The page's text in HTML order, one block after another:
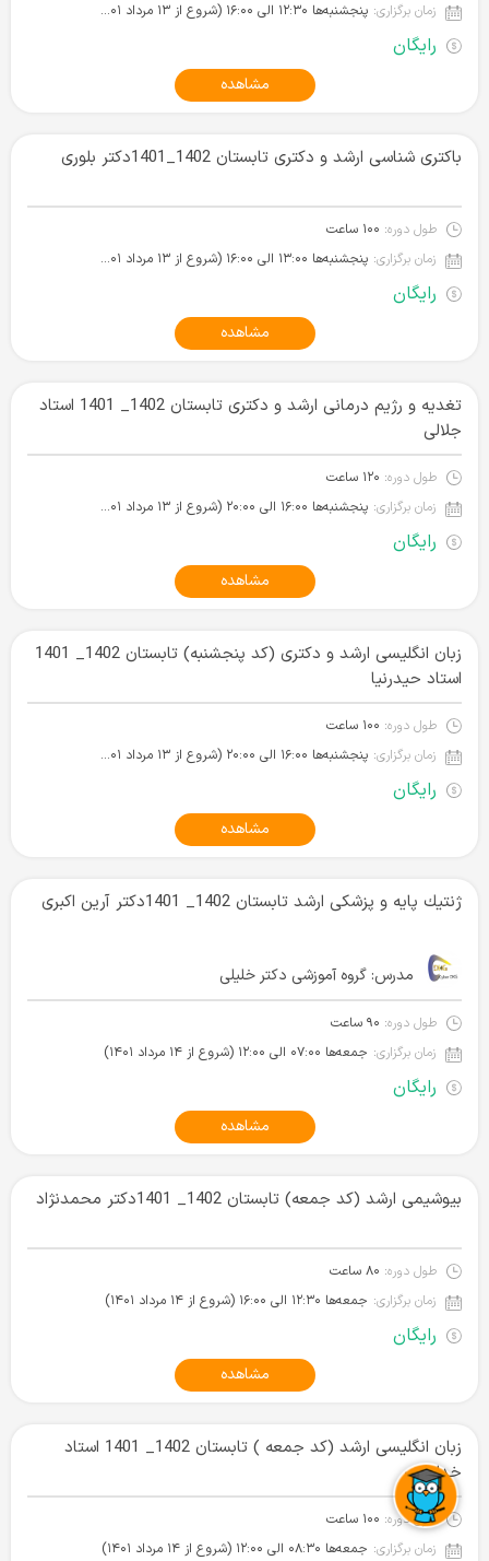
زمان برگزاری:
پنجشنبه‌ها ۱۲:۳۰ الی ۱۶:۰۰ (شروع از ۱۳ مرداد ۱۴۰۱)
رایگان
مشاهده
باکتری شناسی ارشد و دکتری تابستان 1402_1401دکتر بلوری
طول دوره: ۱۰۰ ساعت
زمان برگزاری:
پنجشنبه‌ها ۱۳:۰۰ الی ۱۶:۰۰ (شروع از ۱۳ مرداد ۱۴۰۱)
رایگان
مشاهده
تغدیه و رژیم درمانی ارشد و دکتری تابستان 1402_ 1401 استاد
جلالی
طول دوره: ۱۲۰ ساعت
زمان برگزاری:
پنجشنبه‌ها ۱۶:۰۰ الی ۲۰:۰۰ (شروع از ۱۳ مرداد ۱۴۰۱)
رایگان
مشاهده
زبان انگلیسی ارشد و دکتری (کد پنجشنبه) تابستان 1402_ 1401
استاد حیدرنیا
طول دوره: ۱۰۰ ساعت
زمان برگزاری:
پنجشنبه‌ها ۱۶:۰۰ الی ۲۰:۰۰ (شروع از ۱۳ مرداد ۱۴۰۱)
رایگان
مشاهده
ژنتيك پایه و پزشکی ارشد تابستان 1402_ 1401دکتر آرین اکبری
مدرس: گروه آموزشی دکتر خلیلی
طول دوره: ۹۰ ساعت
زمان برگزاری: جمعه‌ها ۰۷:۰۰ الی ۱۲:۰۰ (شروع از ۱۴ مرداد ۱۴۰۱)
رایگان
مشاهده
بیوشیمی ارشد (کد جمعه) تابستان 1402_ 1401دکتر محمدنژاد
طول دوره: ۸۰ ساعت
زمان برگزاری: جمعه‌ها ۱۲:۳۰ الی ۱۶:۰۰ (شروع از ۱۴ مرداد ۱۴۰۱)
رایگان
مشاهده
زبان انگلیسی ارشد (کد جمعه ) تابستان 1402_ 1401 استاد
خدادادی
طول دوره: ۱۰۰ ساعت
زمان برگزاری: جمعه‌ها ۰۸:۳۰ الی ۱۲:۰۰ (شروع از ۱۴ مرداد ۱۴۰۱)